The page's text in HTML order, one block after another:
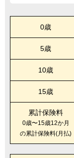
0歳
5歳
10歳
15歳
累計保険料
0歳〜15歳12か月
の累計保険料(月払)